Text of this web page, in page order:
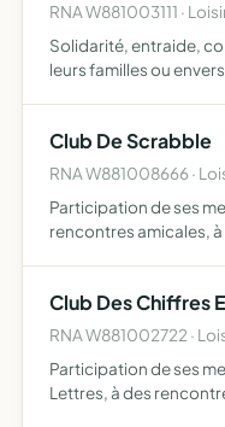
RNA W881003111 ·
Solidarité, entraide,
leurs familles ou
Club De Scrabble
RNA W881008666 ·
Participation de ses
rencontres amicales,
Club Des Chiffres
RNA W881002722 ·
Participation de ses
Lettres, à des